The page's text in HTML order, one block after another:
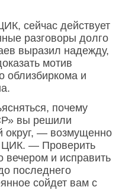
сейчас действует
разговоры долго
выразил надежду,
мотив
облизбиркома и
почему
вы решили
округ, — возмущенно
ЦИК. — Проверить
вечером и исправить
последнего
сойдет вам с